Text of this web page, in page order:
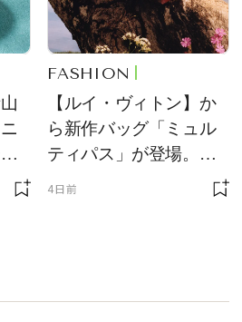
FASHION
【ルイ・ヴィトン】か
ら新作バッグ「ミュル
ティパス」が登場。ミ
ニサイズもラインナッ
4日前